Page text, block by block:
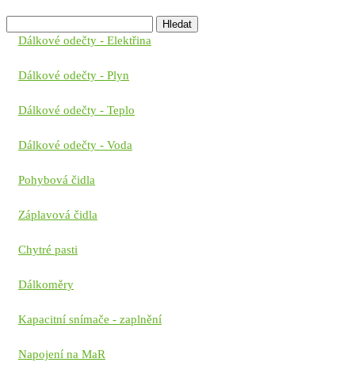
Dálkové odečty - Elektřina
Dálkové odečty - Plyn
Dálkové odečty - Teplo
Dálkové odečty - Voda
Pohybová čidla
Záplavová čidla
Chytré pasti
Dálkoměry
Kapacitní snímače - zaplnění
Napojení na MaR